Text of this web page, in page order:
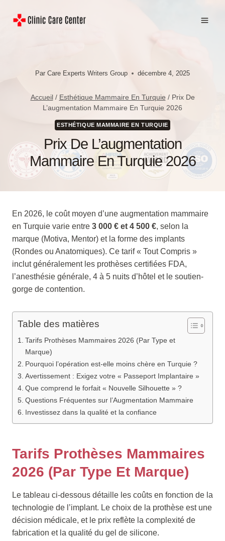
Par Care Experts Writers Group décembre 4, 2025
Accueil / Esthétique Mammaire En Turquie / Prix De
L’augmentation Mammaire En Turquie 2026
ESTHÉTIQUE MAMMAIRE EN TURQUIE
Prix De L’augmentation
Mammaire En Turquie 2026
En 2026, le coût moyen d’une augmentation mammaire
en Turquie varie entre 3 000 € et 4 500 €, selon la
marque (Motiva, Mentor) et la forme des implants
(Rondes ou Anatomiques). Ce tarif « Tout Compris »
inclut généralement les prothèses certifiées FDA,
l’anesthésie générale, 4 à 5 nuits d’hôtel et le soutien-
gorge de contention.
Table des matières
Tarifs Prothèses Mammaires 2026 (Par Type et
Marque)
Pourquoi l’opération est-elle moins chère en Turquie ?
Avertissement : Exigez votre « Passeport Implantaire »
Que comprend le forfait « Nouvelle Silhouette » ?
Questions Fréquentes sur l’Augmentation Mammaire
Investissez dans la qualité et la confiance
Tarifs Prothèses Mammaires
2026 (Par Type Et Marque)
Le tableau ci-dessous détaille les coûts en fonction de la
technologie de l’implant. Le choix de la prothèse est une
décision médicale, et le prix reflète la complexité de
fabrication et la qualité du gel de silicone.